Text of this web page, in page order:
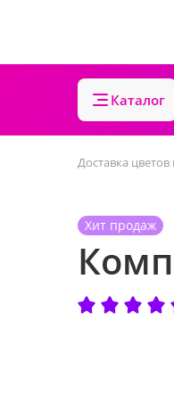
Каталог
Доставка
Хит продаж